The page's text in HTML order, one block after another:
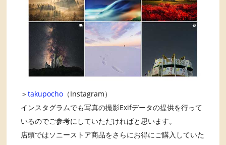
＞takupocho （Instagram）
インスタグラムでも写真の撮影Exifデータの提供を行って
いるのでご参考にしていただければと思います。
店頭ではソニーストア商品をさらにお得にご購入していた